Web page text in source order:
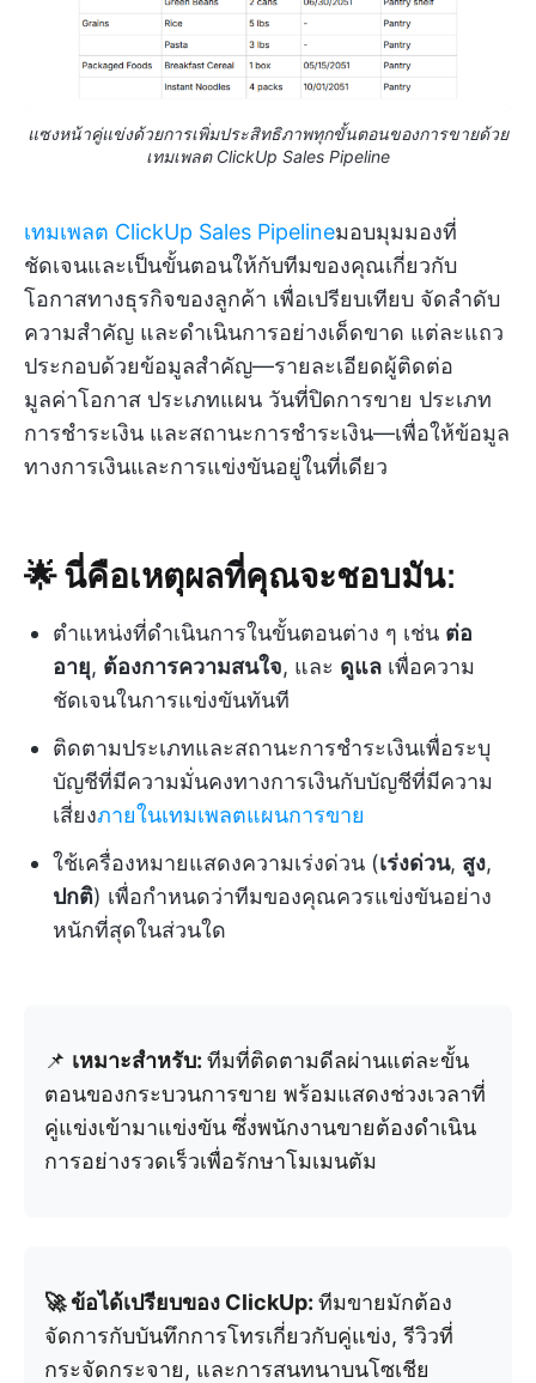
แซงหน้าคู่แข่งด้วยการเพิ่มประสิทธิภาพทุกขั้นตอนของการขายด้วย
เทมเพลต ClickUp Sales Pipeline
เทมเพลต ClickUp Sales Pipelineมอบมุมมองที่
ชัดเจนและเป็นขั้นตอนให้กับทีมของคุณเกี่ยวกับ
โอกาสทางธุรกิจของลูกค้า เพื่อเปรียบเทียบ จัดลำดับ
ความสำคัญ และดำเนินการอย่างเด็ดขาด แต่ละแถว
ประกอบด้วยข้อมูลสำคัญ—รายละเอียดผู้ติดต่อ
มูลค่าโอกาส ประเภทแผน วันที่ปิดการขาย ประเภท
การชำระเงิน และสถานะการชำระเงิน—เพื่อให้ข้อมูล
ทางการเงินและการแข่งขันอยู่ในที่เดียว
🌟 นี่คือเหตุผลที่คุณจะชอบมัน:
ตำแหน่งที่ดำเนินการในขั้นตอนต่าง ๆ เช่น ต่อ
อายุ, ต้องการความสนใจ, และ ดูแล เพื่อความ
ชัดเจนในการแข่งขันทันที
ติดตามประเภทและสถานะการชำระเงินเพื่อระบุ
บัญชีที่มีความมั่นคงทางการเงินกับบัญชีที่มีความ
เสี่ยงภายในเทมเพลตแผนการขาย
ใช้เครื่องหมายแสดงความเร่งด่วน (เร่งด่วน, สูง,
ปกติ) เพื่อกำหนดว่าทีมของคุณควรแข่งขันอย่าง
หนักที่สุดในส่วนใด
📌 เหมาะสำหรับ: ทีมที่ติดตามดีลผ่านแต่ละขั้น
ตอนของกระบวนการขาย พร้อมแสดงช่วงเวลาที่
คู่แข่งเข้ามาแข่งขัน ซึ่งพนักงานขายต้องดำเนิน
การอย่างรวดเร็วเพื่อรักษาโมเมนตัม
🚀 ข้อได้เปรียบของ ClickUp: ทีมขายมักต้อง
จัดการกับบันทึกการโทรเกี่ยวกับคู่แข่ง, รีวิวที่
กระจัดกระจาย, และการสนทนาบนโซเชีย